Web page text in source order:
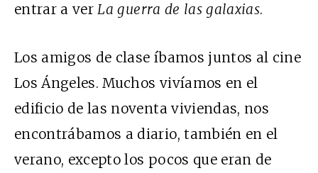
entrar a verLa guerra de las galaxias.
Los amigos de clase íbamos juntos al cine
Los Ángeles. Muchos vivíamos en el
edificio de las noventa viviendas, nos
encontrábamos a diario, también en el
verano, excepto los pocos que eran de